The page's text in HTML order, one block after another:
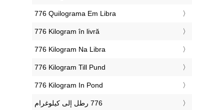
‎776 Quilograma Em Libra
‎776 Kilogram în livră
‎776 Kilogram Na Libra
‎776 Kilogram Till Pund
‎776 Kilogram In Pond